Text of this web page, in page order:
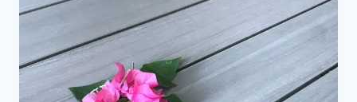
APPLICATIONS
EXTÉRIEURES
POLYVALENTES
ET
FIABLES